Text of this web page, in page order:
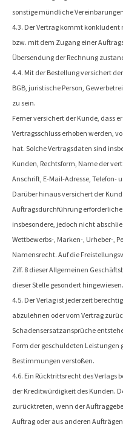
sonstige mündliche
4.3. Der Vertrag kommt
bzw. mit dem Zugang einer
Übersendung der Rechnung
4.4. Mit der Bestellung versichert
BGB, juristische Person,
zu sein.
Ferner versichert der Kunde, dass
Vertragsschluss erhoben werden,
hat. Solche Vertragsdaten sind
Kunden, Rechtsform, Name der
Anschrift, E-Mail-Adresse, Telefon-
Darüber hinaus versichert der
Auftragsdurchführung
insbesondere, jedoch nicht
Wettbewerbs-, Marken-, Urheber-,
Namensrecht. Auf die
Ziff. 8 dieser Allgemeinen
dieser Stelle gesondert hingewiesen.
4.5. Der Verlag ist jederzeit
abzulehnen oder vom Vertrag
Schadensersatzansprüche
Form der geschuldeten Leistungen
Bestimmungen verstoßen.
4.6. Ein Rücktrittsrecht des Verlags
der Kreditwürdigkeit des Kunden.
zurücktreten, wenn der
Auftrag oder aus anderen